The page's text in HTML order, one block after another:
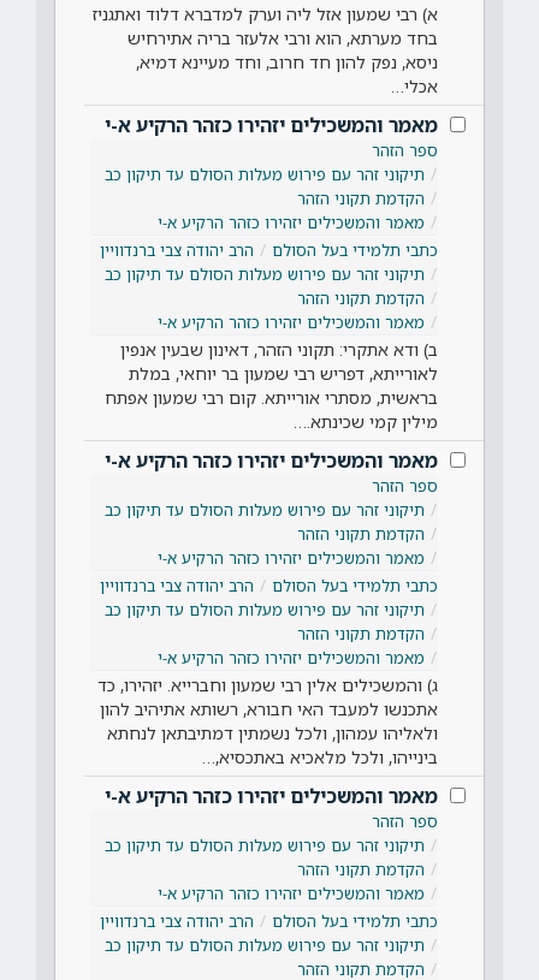
א) רבי שמעון אזל ליה וערק למדברא דלוד ואתגניז
בחד מערתא, הוא ורבי אלעזר בריה אתירחיש
ניסא, נפק להון חד חרוב, וחד מעיינא דמיא,
אכלי…
מאמר והמשכילים יזהירו כזהר הרקיע א-י
ספר הזהר
תיקוני זהר עם פירוש מעלות הסולם עד תיקון כב
הקדמת תקוני הזהר
מאמר והמשכילים יזהירו כזהר הרקיע א-י
כתבי תלמידי בעל הסולם
הרב יהודה צבי ברנדוויין
תיקוני זהר עם פירוש מעלות הסולם עד תיקון כב
הקדמת תקוני הזהר
מאמר והמשכילים יזהירו כזהר הרקיע א-י
ב) ודא אתקרי: תקוני הזהר, דאינון שבעין אנפין
לאורייתא, דפריש רבי שמעון בר יוחאי, במלת
בראשית, מסתרי אורייתא. קום רבי שמעון אפתח
מילין קמי שכינתא.…
מאמר והמשכילים יזהירו כזהר הרקיע א-י
ספר הזהר
תיקוני זהר עם פירוש מעלות הסולם עד תיקון כב
הקדמת תקוני הזהר
מאמר והמשכילים יזהירו כזהר הרקיע א-י
כתבי תלמידי בעל הסולם
הרב יהודה צבי ברנדוויין
תיקוני זהר עם פירוש מעלות הסולם עד תיקון כב
הקדמת תקוני הזהר
מאמר והמשכילים יזהירו כזהר הרקיע א-י
ג) והמשכילים אלין רבי שמעון וחברייא. יזהירו, כד
אתכנשו למעבד האי חבורא, רשותא אתיהיב להון
ולאליהו עמהון, ולכל נשמתין דמתיבתאן לנחתא
בינייהו, ולכל מלאכיא באתכסיא,…
מאמר והמשכילים יזהירו כזהר הרקיע א-י
ספר הזהר
תיקוני זהר עם פירוש מעלות הסולם עד תיקון כב
הקדמת תקוני הזהר
מאמר והמשכילים יזהירו כזהר הרקיע א-י
כתבי תלמידי בעל הסולם
הרב יהודה צבי ברנדוויין
תיקוני זהר עם פירוש מעלות הסולם עד תיקון כב
הקדמת תקוני הזהר